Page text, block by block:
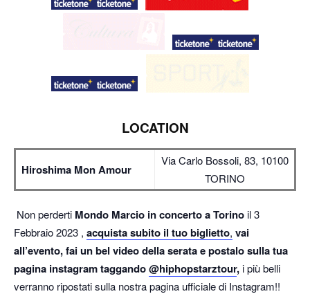
LOCATION
Hiroshima Mon Amour
Via Carlo Bossoli, 83, 10100
TORINO
Non perderti Mondo Marcio in concerto a Torinoil 3
Febbraio 2023 , acquista subito il tuo biglietto, vai
all’evento, fai un bel video della serata e postalo sulla tua
pagina instagram taggando@hiphopstarztour,i più belli
verranno ripostati sulla nostra pagina ufficiale di Instagram!!